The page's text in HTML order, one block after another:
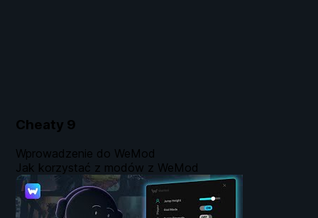
Cheaty 9
Wprowadzenie do WeMod
Jak korzystać z modów z WeMod